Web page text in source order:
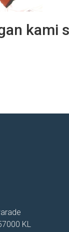
kami
KL